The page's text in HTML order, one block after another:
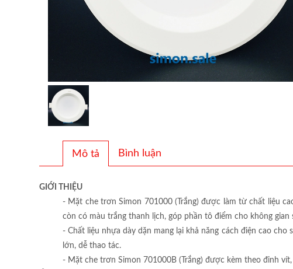
Mô tả Bình luận
GIỚI THIỆU
- Mặt che trơn Simon 701000 (Trắng) được làm từ chất liệu
còn có màu trắng thanh lịch, góp phần tô điểm cho không
- Chất liệu nhựa dày dặn mang lại khả năng cách điện cao
lớn, dễ thao tác.
- Mặt che trơn Simon 701000B (Trắng) được kèm theo đinh